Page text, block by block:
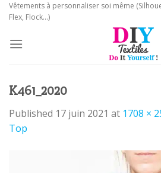
SkipVêtements à personnaliser soi même
Flex, Flock...)
K461_2020
Published 17 juin 2021 at 1708 ×
Top